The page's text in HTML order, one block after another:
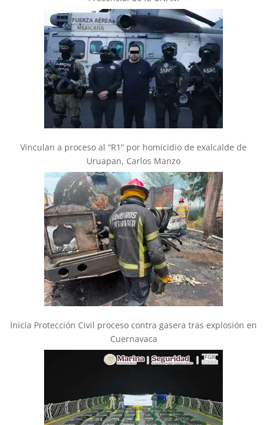
Vinculan a proceso al “R1” por homicidio de exalcalde de
Uruapan, Carlos Manzo
Inicia Protección Civil proceso contra gasera tras explosión en
Cuernavaca